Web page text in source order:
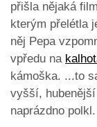
přišla nějaká
kterým přelétla
něj Pepa
vpředu na
kámoška. ...to
vyšší,
naprázdno polkl.